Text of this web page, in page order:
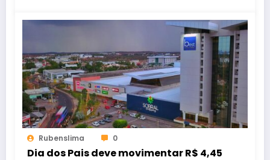
Rubenslima 0
Dia dos Pais deve movimentar R$ 4,45